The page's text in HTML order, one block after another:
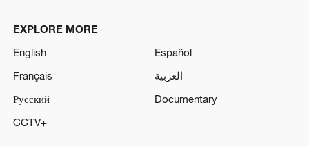
EXPLORE MORE
English
Español
Français
العربية
Русский
Documentary
CCTV+